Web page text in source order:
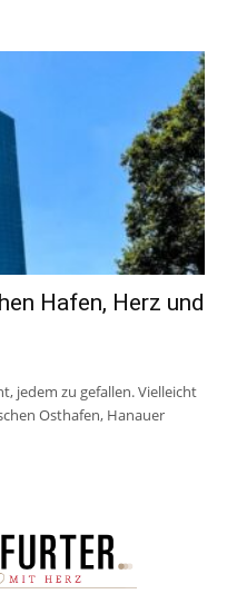
Hafen, Herz und
jedem zu gefallen. Vielleicht
Osthafen, Hanauer